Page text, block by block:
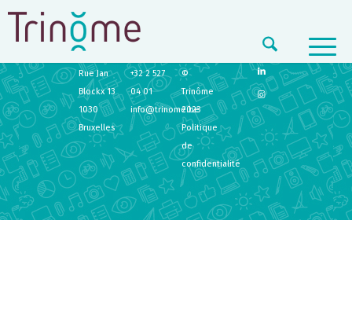
TRINÔME
Rue Jan
Blockx 13
1030
Bruxelles
+32 2 527
04 01
info@trinome.be
©
Trinôme
2023
Politique
de
confidentialité